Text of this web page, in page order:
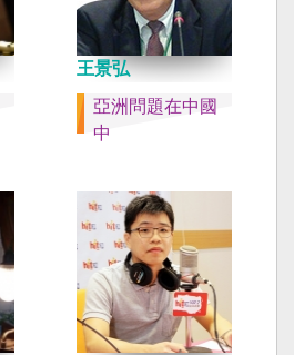
王景弘
亞洲問題在中國
中